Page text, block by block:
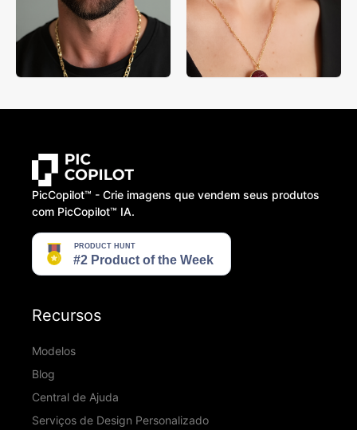
PicCopilot™️ - Crie imagens que vendem seus produtos
com PicCopilot™️ IA.
Recursos
Modelos
Blog
Central de Ajuda
Serviços de Design Personalizado